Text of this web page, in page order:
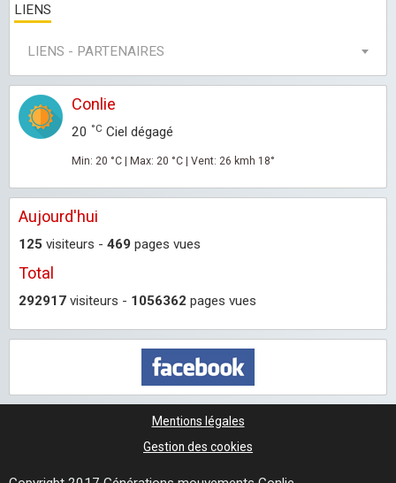
LIENS
LIENS - PARTENAIRES
Conlie
20 °C Ciel dégagé
Min: 20 °C | Max: 20 °C | Vent: 26 kmh 18°
Aujourd'hui
125 visiteurs - 469 pages vues
Total
292917 visiteurs - 1056362 pages vues
Mentions légales
Gestion des cookies